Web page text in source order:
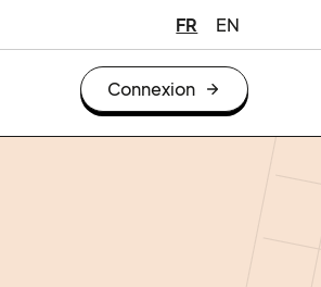
FR EN
Connexion